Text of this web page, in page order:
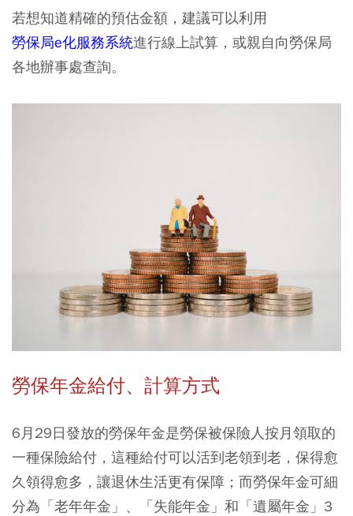
若想知道精確的預估金額，建議可以利用
勞保局e化服務系統進行線上試算，或親自向勞保局
各地辦事處查詢。
勞保年金給付、計算方式
6月29日發放的勞保年金是勞保被保險人按月領取的
一種保險給付，這種給付可以活到老領到老，保得愈
久領得愈多，讓退休生活更有保障；而勞保年金可細
分為「老年年金」、「失能年金」和「遺屬年金」3